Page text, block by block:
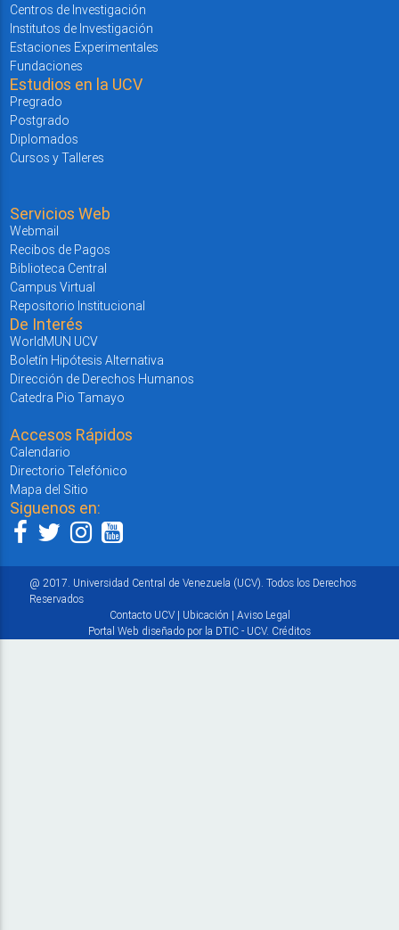
Centros de Investigación
Institutos de Investigación
Estaciones Experimentales
Fundaciones
Estudios en la UCV
Pregrado
Postgrado
Diplomados
Cursos y Talleres
Servicios Web
Webmail
Recibos de Pagos
Biblioteca Central
Campus Virtual
Repositorio Institucional
De Interés
WorldMUN UCV
Boletín Hipótesis Alternativa
Dirección de Derechos Humanos
Catedra Pio Tamayo
Accesos Rápidos
Calendario
Directorio Telefónico
Mapa del Sitio
Siguenos en:
@ 2017. Universidad Central de Venezuela (UCV). Todos los Derechos
Reservados
Contacto UCV| Ubicación | Aviso Legal
Portal Web diseñado por la DTIC - UCV. Créditos